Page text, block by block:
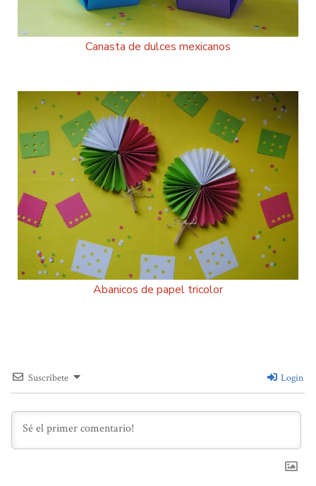
Canasta de dulces mexicanos
Abanicos de papel tricolor
Suscríbete Login